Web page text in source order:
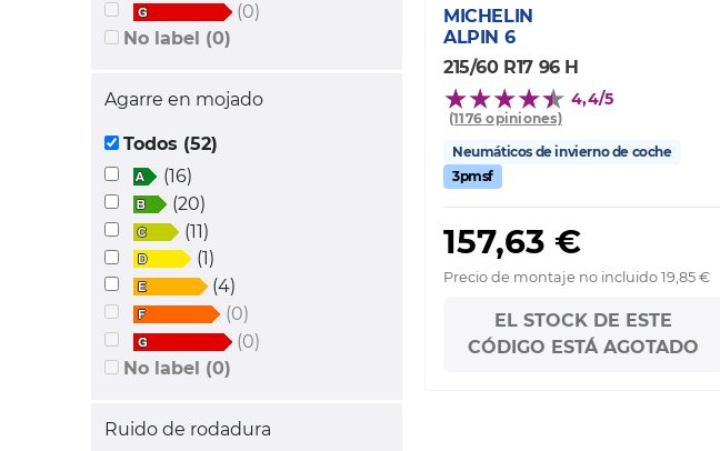
(0)
No label (0)
Agarre en mojado
Todos (52)
(16)
(20)
(11)
(1)
(4)
(0)
(0)
No label (0)
Ruido de rodadura
MICHELIN
ALPIN 6
215/60 R17 96 H
4,4/5
(1176 opiniones)
Neumáticos de invierno de coche
3pmsf
157,63 €
Precio de montaje no incluido 19,85 €
EL STOCK DE ESTE
CÓDIGO ESTÁ AGOTADO